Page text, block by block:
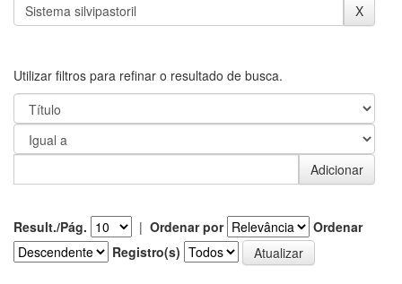
Utilizar filtros para refinar o resultado de busca.
Result./Pág. | Ordenar por
Ordenar
Registro(s)